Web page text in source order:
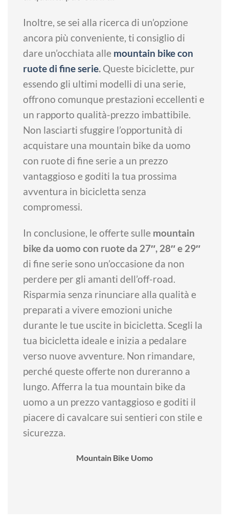
Inoltre, se sei alla ricerca di un’opzione
ancora più conveniente, ti consiglio di
dare un’occhiata alle mountain bike con
ruote di fine serie. Queste biciclette, pur
essendo gli ultimi modelli di una serie,
offrono comunque prestazioni eccellenti e
un rapporto qualità-prezzo imbattibile.
Non lasciarti sfuggire l’opportunità di
acquistare una mountain bike da uomo
con ruote di fine serie a un prezzo
vantaggioso e goditi la tua prossima
avventura in bicicletta senza
compromessi.
In conclusione, le offerte sulle mountain
bike da uomo con ruote da 27″, 28″ e 29″
di fine serie sono un’occasione da non
perdere per gli amanti dell’off-road.
Risparmia senza rinunciare alla qualità e
preparati a vivere emozioni uniche
durante le tue uscite in bicicletta. Scegli la
tua bicicletta ideale e inizia a pedalare
verso nuove avventure. Non rimandare,
perché queste offerte non dureranno a
lungo. Afferra la tua mountain bike da
uomo a un prezzo vantaggioso e goditi il
piacere di cavalcare sui sentieri con stile e
sicurezza.
Mountain Bike Uomo